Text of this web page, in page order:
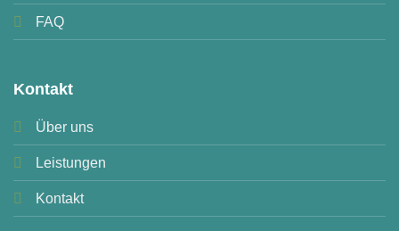
FAQ
Kontakt
Über uns
Leistungen
Kontakt